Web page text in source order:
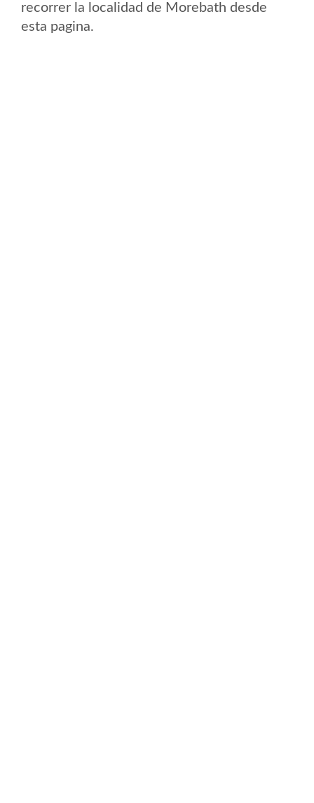
recorrer la localidad de Morebath desde
esta pagina.